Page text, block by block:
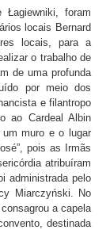
foram
locais Bernard
locais, para a
o trabalho de
de uma profunda
por meio dos
e filantropo
ao Cardeal Albin
um muro e o lugar
pois as Irmãs
atribuíram
administrada pelo
Miarczyński. No
a capela
destinada